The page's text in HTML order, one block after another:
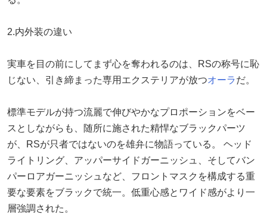
2.内外装の違い
実車を目の前にしてまず心を奪われるのは、RSの称号に恥
じない、引き締まった専用エクステリアが放つオーラだ。
標準モデルが持つ流麗で伸びやかなプロポーションをベー
スとしながらも、随所に施された精悍なブラックパーツ
が、RSが只者ではないのを雄弁に物語っている。 ヘッド
ライトリング、アッパーサイドガーニッシュ、そしてバン
パーロアガーニッシュなど、フロントマスクを構成する重
要な要素をブラックで統一。低重心感とワイド感がより一
層強調された。